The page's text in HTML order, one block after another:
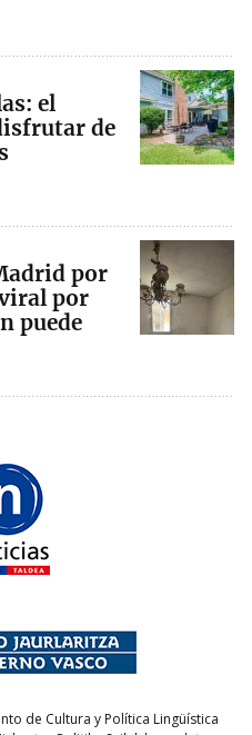
el
de
por
por
puede
de Cultura y Política Lingüística